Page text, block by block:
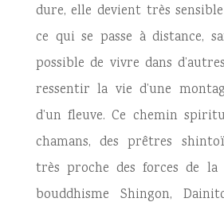
dure, elle devient très
ce qui se passe à distance,
possible de vivre dans
ressentir la vie d’une
d’un fleuve. Ce chemin
chamans, des prêtres
très proche des forces de la
bouddhisme Shingon,